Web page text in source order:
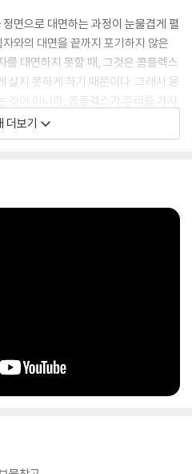
면으로 대면하는 과정이 눈물겹게 펼
와의 대면을 끝까지 포기하지 않은
를 대면하지 못할 때, 그것은 콤플렉스
살지 못하게 하기 때문이다. 그래서 융
것이 아니라, 콤플렉스가 우리를 가지
자신의 콤플렉스와 마주하며 때론 분
리에 의지하며 서서히 내면의 구조를
스와 대면하면서 어떻게 삶의 태도가
더보기